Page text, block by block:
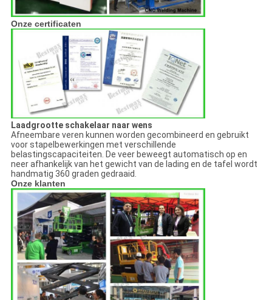
Onze certificaten
Laadgrootte schakelaar naar wens
Afneembare veren kunnen worden gecombineerd en gebruikt
voor stapelbewerkingen met verschillende
belastingscapaciteiten. De veer beweegt automatisch op en
neer afhankelijk van het gewicht van de lading en de tafel wordt
handmatig 360 graden gedraaid.
Onze klanten